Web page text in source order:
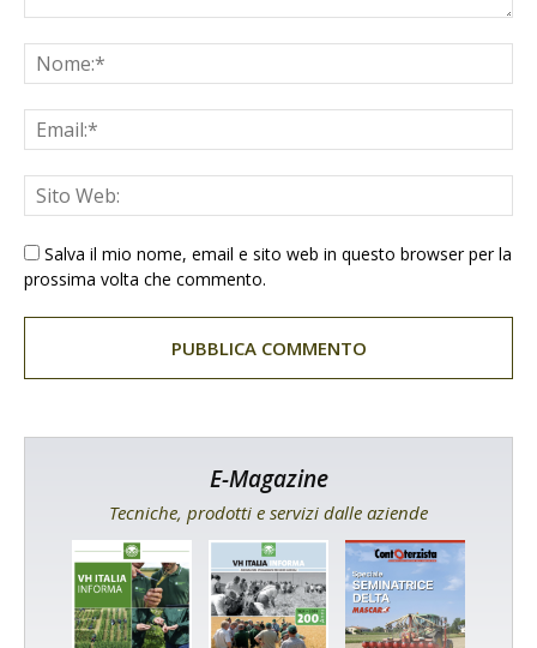
Salva il mio nome, email e sito web in questo browser per la
prossima volta che commento.
E-Magazine
Tecniche, prodotti e servizi dalle aziende